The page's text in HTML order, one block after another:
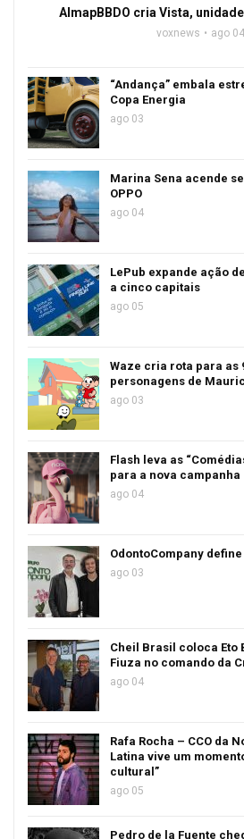
AlmapBBDO cria Vista,
voxnews ago 04
“Andança” embala
Copa Energia
ago 03
Marina Sena acende
OPPO
ago 04
LePub expande ação
a cinco capitais
ago 05
Waze cria rota para as
personagens de
ago 03
Flash leva as
para a nova campanha
ago 04
OdontoCompany
ago 03
Cheil Brasil coloca Eto
Fiuza no comando da
ago 04
Rafa Rocha – CCO da
Latina vive um
cultural”
ago 05
Pedro de la Fuente